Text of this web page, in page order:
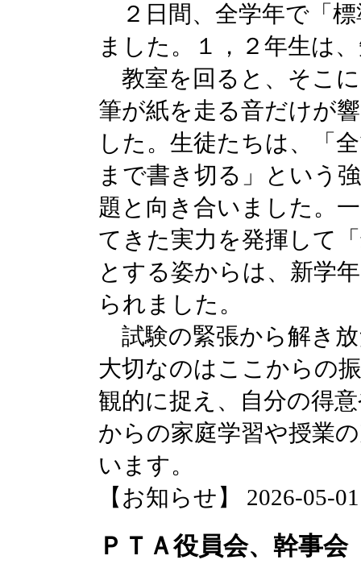
２日間、全学年で「標
ました。１，２年生は
教室を回ると、そこ
筆が紙を走る音だけが
した。生徒たちは、「
まで書き切る」という
題と向き合いました。
てきた実力を発揮して
とする姿からは、新学
られました。
試験の緊張から解き
大切なのはここからの
観的に捉え、自分の得
からの家庭学習や授業
います。
【お知らせ】 2026-05-
ＰＴＡ役員会、幹事会